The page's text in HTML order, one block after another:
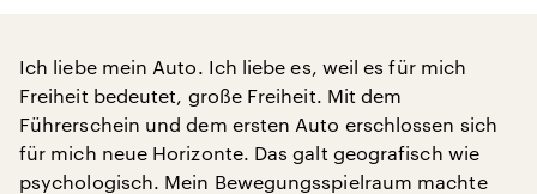
Ich liebe mein Auto. Ich liebe es, weil es für mich
Freiheit bedeutet, große Freiheit. Mit dem
Führerschein und dem ersten Auto erschlossen sich
für mich neue Horizonte. Das galt geografisch wie
psychologisch. Mein Bewegungsspielraum machte